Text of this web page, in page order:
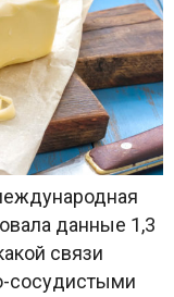
данные 1,3
связи
сосудистыми